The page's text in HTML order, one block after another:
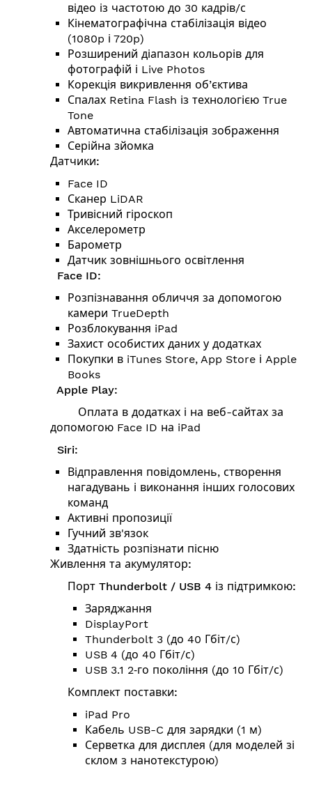
відео із частотою до 30 кадрів/с
Кінемато­графічна стабілізація відео
(1080p і 720p)
Розширений діапазон кольорів для
фотографій і Live Photos
Корекція викривлення об’єктива
Спалах Retina Flash із технологією True
Tone
Автоматична стабілізація зображення
Серійна зйомка
Датчики:
Face ID
Сканер LiDAR
Тривісний гіроскоп
Акселерометр
Барометр
Датчик зовнішнього освітлення
Face ID:
Розпізнавання обличчя за допомогою
камери TrueDepth
Розблокування iPad
Захист особистих даних у додатках
Покупки в iTunes Store, App Store і Apple
Books
Apple Play:
Оплата в додатках і на веб-сайтах за
допомогою Face ID на iPad
Siri:
Відправлення повідомлень, створення
нагадувань і виконання інших голосових
команд
Активні пропозиції
Гучний зв'язок
Здатність розпізнати пісню
Живлення та акумулятор:
Порт Thunderbolt / USB 4 із підтримкою:
Заряджання
DisplayPort
Thunderbolt 3 (до 40 Гбіт/с)
USB 4 (до 40 Гбіт/с)
USB 3.1 2‑го покоління (до 10 Гбіт/с)
Комплект поставки:
iPad Pro
Кабель USB-C для зарядки (1 м)
Серветка для дисплея (для моделей зі
склом з нанотекстурою)